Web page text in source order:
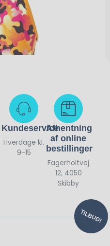
TILBUD!
Kundeservice
Hverdage kl.
9-15
Afhentning
af online
bestillinger
Fagerholtvej
12, 4050
Skibby